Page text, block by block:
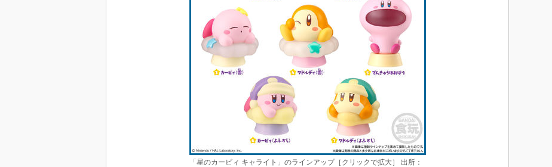
「星のカービィ キャライト」のラインアップ［クリックで拡大］ 出所：